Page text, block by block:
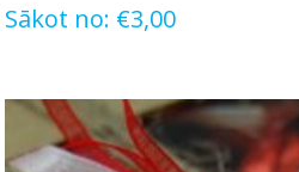
Sākot no: €3,00